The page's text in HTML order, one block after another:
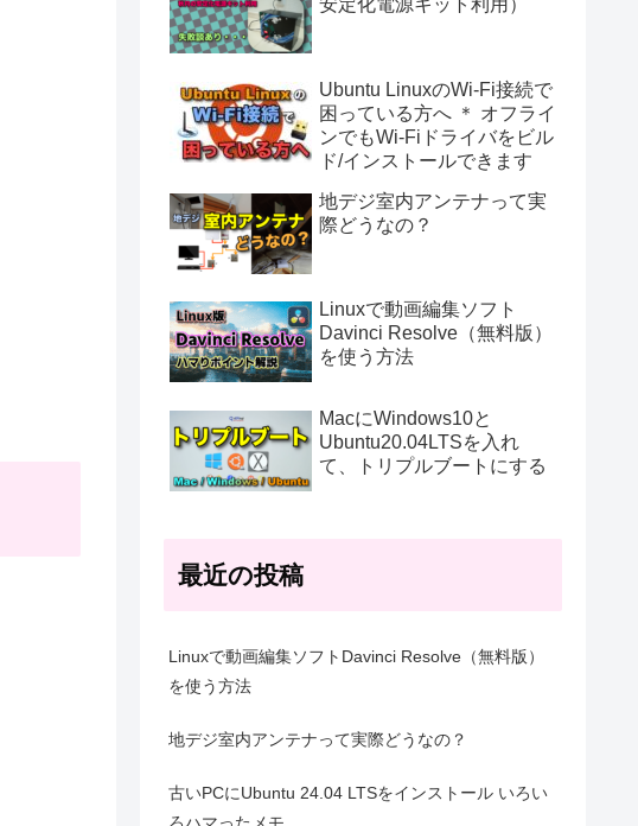
安定化電源キット利用）
Ubuntu LinuxのWi-Fi接続で
困っている方へ ＊ オフライ
ンでもWi-Fiドライバをビル
ド/インストールできます
地デジ室内アンテナって実
際どうなの？
Linuxで動画編集ソフト
Davinci Resolve（無料版）
を使う方法
MacにWindows10と
Ubuntu20.04LTSを入れ
て、トリプルブートにする
最近の投稿
Linuxで動画編集ソフトDavinci Resolve（無料版）
を使う方法
地デジ室内アンテナって実際どうなの？
古いPCにUbuntu 24.04 LTSをインストール いろい